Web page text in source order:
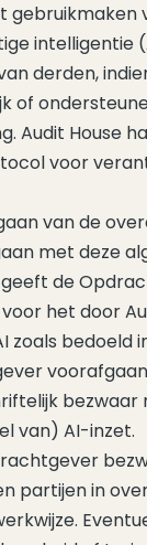
gebruikmaken
intelligentie
derden,
of
Audit House
voor
van de
met deze
de
het door
zoals bedoeld
van) AI-inzet.
partijen in